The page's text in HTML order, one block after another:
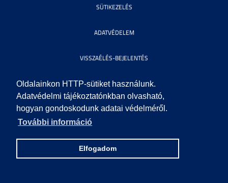
Oldalainkon HTTP-sütiket használunk.
Adatvédelmi tájékoztatónkban olvasható,
hogyan gondoskodunk adatai védelméről.
További információ
Elfogadom
SÜTIKEZELÉS
ADATVÉDELEM
VISSZAÉLÉS-BEJELENTÉS
KÖZÉRDEKŰ ADATOK
IMPRESSZUM